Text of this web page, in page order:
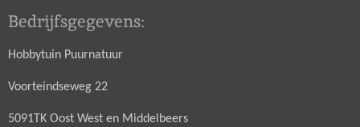
Bedrijfsgegevens:
Hobbytuin Puurnatuur
Voorteindseweg 22
5091TK Oost West en Middelbeers